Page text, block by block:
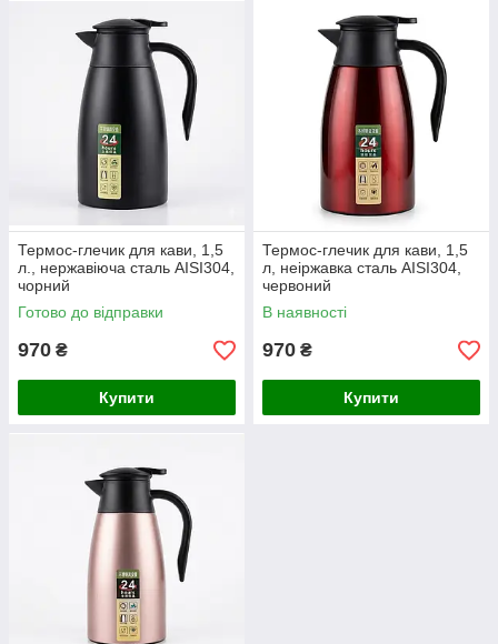
Термос-глечик для кави, 1,5
л., нержавіюча сталь AISI304,
чорний
Готово до відправки
970 ₴
Купити
Термос-глечик для кави, 1,5
л, неіржавка сталь AISI304,
червоний
В наявності
970 ₴
Купити